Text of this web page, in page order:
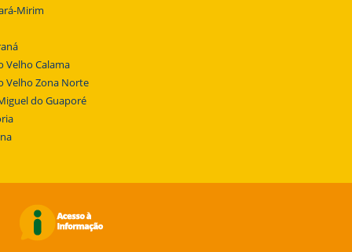
Mirim
Velho Calama
Velho Zona Norte
do Guaporé